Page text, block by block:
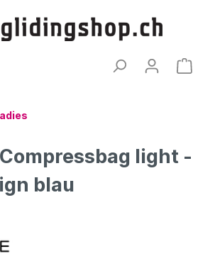
light -
blau